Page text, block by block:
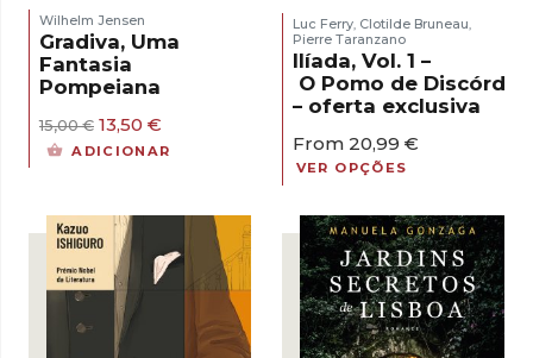
Wilhelm Jensen
Gradiva, Uma
Fantasia
Pompeiana
15,00€ O
preço
13,50 €
preço
ADICIONAR
Luc Ferry, Clotilde Bruneau
Pierre Taranzano
Ilíada, Vol. 1 –
O Pomo de Discórdia
– oferta exclusiva
From 20,99 €
VER OPÇÕES